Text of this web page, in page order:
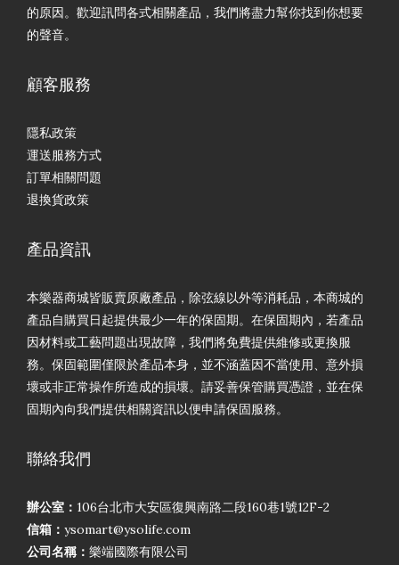
的原因。歡迎訊問各式相關產品，我們將盡力幫你找到你想要
的聲音。
顧客服務
隱私政策
運送服務方式
訂單相關問題
退換貨政策
產品資訊
本樂器商城皆販賣原廠產品，除弦線以外等消耗品，本商城的
產品自購買日起提供最少一年的保固期。在保固期內，若產品
因材料或工藝問題出現故障，我們將免費提供維修或更換服
務。保固範圍僅限於產品本身，並不涵蓋因不當使用、意外損
壞或非正常操作所造成的損壞。請妥善保管購買憑證，並在保
固期內向我們提供相關資訊以便申請保固服務。
聯絡我們
辦公室： 106台北市大安區復興南路二段160巷1號12F-2
信箱： ysomart@ysolife.com
公司名稱： 樂端國際有限公司